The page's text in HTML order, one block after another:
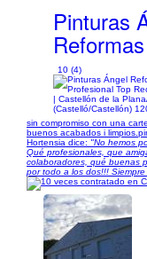
Pinturas
10 (4)
| Castellón de la
(Castelló/Castellón)
sin compromiso con una
buenos acabados i
Hortensia dice: "No hemos
Qué profesionales, que
colaboradores, qué buenas
por todo a los dos!!!